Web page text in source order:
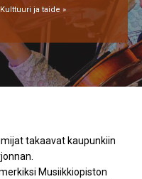
Kulttuuri ja taide »
takaavat kaupunkiin
Musiikkiopiston